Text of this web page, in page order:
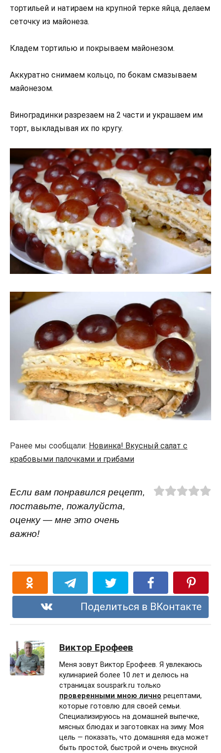
тортильей и натираем на крупной терке яйца, делаем
сеточку из майонеза.
Кладем тортилью и покрываем майонезом.
Аккуратно снимаем кольцо, по бокам смазываем
майонезом.
Виноградинки разрезаем на 2 части и украшаем им
торт, выкладывая их по кругу.
Ранее мы сообщали: Новинка! Вкусный салат с
крабовыми палочками и грибами
Если вам понравился рецепт,
поставьте, пожалуйста,
оценку — мне это очень
важно!
Поделиться в ВКонтакте
Виктор Ерофеев
Меня зовут Виктор Ерофеев. Я увлекаюсь
кулинарией более 10 лет и делюсь на
страницах souspark.ru только
проверенными мною лично рецептами,
которые готовлю для своей семьи.
Специализируюсь на домашней выпечке,
мясных блюдах и заготовках на зиму. Моя
цель — показать, что домашняя еда может
быть простой, быстрой и очень вкусной